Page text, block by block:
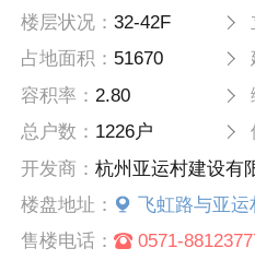
楼层状况：32-42F
占地面积： 51670
容积率： 2.80
总户数： 1226户
开发商：杭州亚运村建设有
楼盘地址：
飞虹路与亚运
售楼电话：
0571-